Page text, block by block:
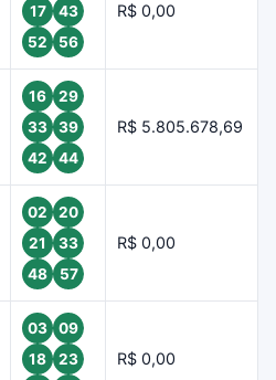
17
43
52
56
R$ 0,00
16
29
33
39
42
44
R$ 5.805.678,69
02
20
21
33
48
57
R$ 0,00
03
09
18
23
R$ 0,00